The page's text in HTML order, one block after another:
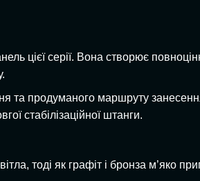
цієї серії. Вона створює
та продуманого маршруту
стабілізаційної штанги.
тоді як графіт і бронза м’яко